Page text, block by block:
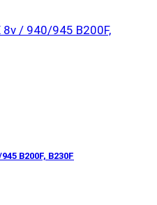
B200F, B230F